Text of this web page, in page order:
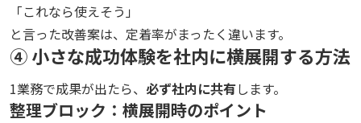
「これなら使えそう」
と言った改善案は、定着率がまったく違います。
④ 小さな成功体験を社内に横展開する方法
1業務で成果が出たら、 必ず社内に共有します。
整理ブロック：横展開時のポイント